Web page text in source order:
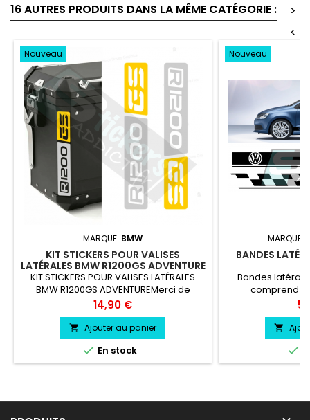
16 AUTRES PRODUITS DANS LA MÊME CATÉGORIE :
>
<
Nouveau
MARQUE: BMW
KIT STICKERS POUR VALISES
LATÉRALES BMW R1200GS ADVENTURE
KIT STICKERS POUR VALISES LATÉRALES
BMW R1200GS ADVENTUREMerci de
laisser un message avec vos choix de
couleur lors de la commande COULEUR
AU CHOIX vinyle professionnel très
résistant résiste a l'eau, essence,
chaleur, froid.
Prix
14,90 €
 Ajouter au panier
 En stock
Nouveau
MARQUE:
BANDES
Bandes
comprend 2
Volkswagen

